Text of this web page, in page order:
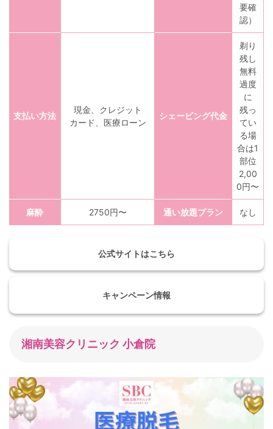
要確
認）
支払い方法
現金、クレジット
カード、医療ローン
シェービング代金
剃り
残し
無料
過度
に
残っ
てい
る場
合は1
部位
2,00
0円〜
麻酔 2750円〜 通い放題プラン なし
公式サイトはこちら
キャンペーン情報
湘南美容クリニック 小倉院